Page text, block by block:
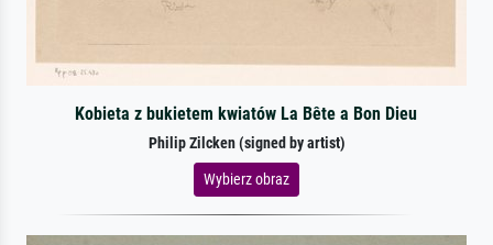
Kobieta z bukietem kwiatów La Bête a Bon Dieu
Philip Zilcken (signed by artist)
Wybierz obraz